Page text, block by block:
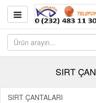
SIRT
SIRT ÇANTALARI